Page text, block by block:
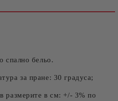
спално бельо.
за пране: 30 градуса;
размерите в см: +/- 3% по